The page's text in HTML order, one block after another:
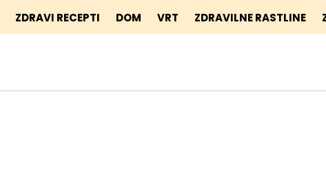
ZDRAVI RECEPTI DOM VRT ZDRAVILNE RASTLINE